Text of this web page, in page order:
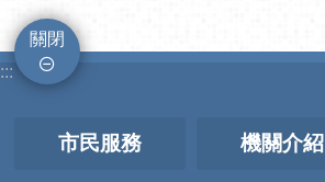
關閉
:::
市民服務 機關介紹